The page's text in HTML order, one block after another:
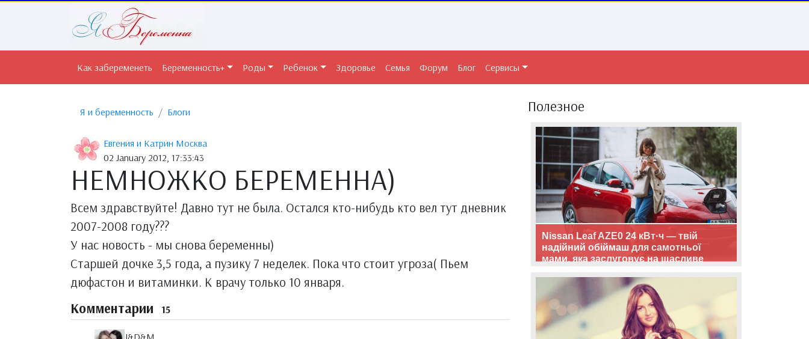
Как забеременеть Беременность+ Роды Ребенок Здоровье Семья Форум Блог Сервисы
Я и беременность Блоги
Евгения и Катрин Москва
02 January 2012, 17:33:43
НЕМНОЖКО БЕРЕМЕННА)
Всем здравствуйте! Давно тут не была. Остался кто-нибудь кто вел тут дневник
2007-2008 году???
У нас новость - мы снова беременны)
Старшей дочке 3,5 года, а пузику 7 неделек. Пока что стоит угроза( Пьем
дюфастон и витаминки. К врачу только 10 января.
Комментарии 15
Полезное
Nissan Leaf AZE0 24 кВт·ч — твій
надійний обіймаш для самотньої
мами, яка заслуговує на щасливе